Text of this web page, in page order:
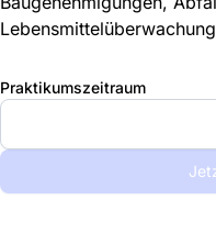
Praktikumszeitraum